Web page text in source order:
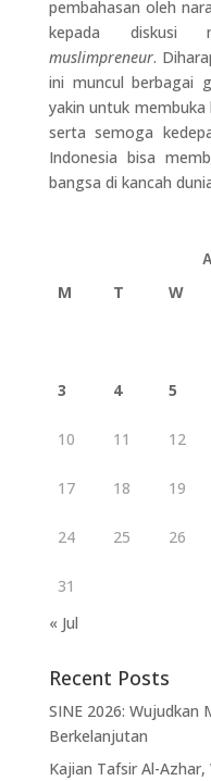
pembahasan oleh
kepada diskusi
muslimpreneur.
ini muncul berbagai
yakin untuk
serta semoga
Indonesia bisa
bangsa di kancah
M T W
3 4 5
10 11 12
17 18 19
24 25 26
31
« Jul
Recent Posts
SINE 2026: Wujudkan
Berkelanjutan
Kajian Tafsir Al-